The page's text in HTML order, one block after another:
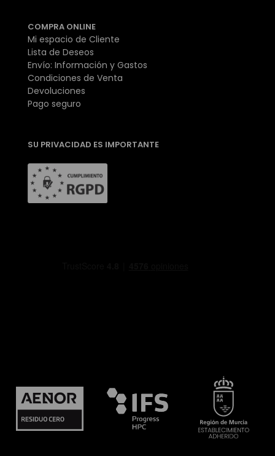
COMPRA ONLINE
Mi espacio de Cliente
Lista de Deseos
Envío: Información y Gastos
Condiciones de Venta
Devoluciones
Pago seguro
SU PRIVACIDAD ES IMPORTANTE